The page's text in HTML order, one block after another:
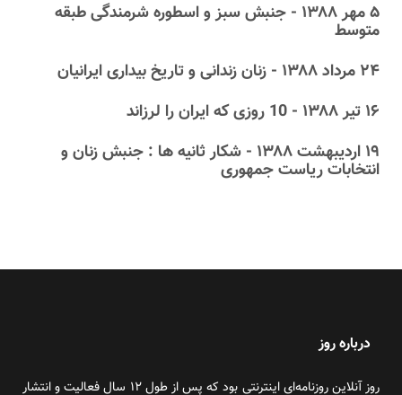
۵ مهر ۱۳۸۸ - جنبش سبز و اسطوره شرمندگی طبقه
متوسط
۲۴ مرداد ۱۳۸۸ - زنان زندانی و تاریخ بیداری ایرانیان
۱۶ تیر ۱۳۸۸ - 10 روزی که ایران را لرزاند
۱۹ اردیبهشت ۱۳۸۸ - شکار ثانیه ها : جنبش زنان و
انتخابات ریاست جمهوری
درباره روز
روز آنلاین روزنامه‌ای اینترنتی بود که پس از طول ۱۲ سال فعالیت و انتشار